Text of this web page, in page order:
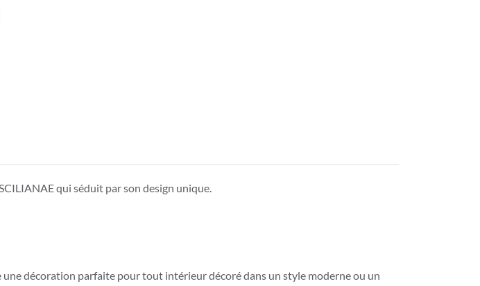
qui séduit par son design unique.
décoration parfaite pour tout intérieur décoré dans un style moderne ou un